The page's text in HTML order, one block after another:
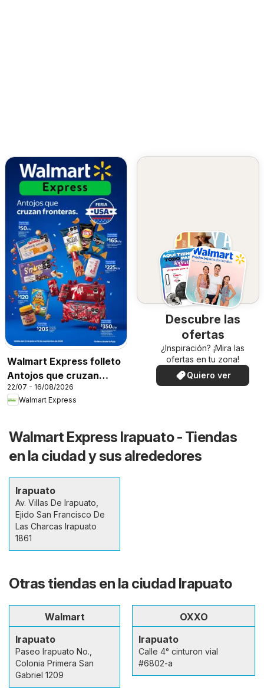
Walmart Express folleto
Antojos que cruzan
fronteras
22/07 - 16/08/2026
Walmart Express
Descubre las
ofertas
¿Inspiración? ¡Mira las
ofertas en tu zona!
Quiero ver
Walmart Express Irapuato - Tiendas
en la ciudad y sus alrededores
Irapuato
Av. Villas De Irapuato,
Ejido San Francisco De
Las Charcas Irapuato
1861
Otras tiendas en la ciudad Irapuato
Walmart
Irapuato
Paseo Irapuato No.,
Colonia Primera San
Gabriel 1209
OXXO
Irapuato
Calle 4° cinturon vial
#6802-a